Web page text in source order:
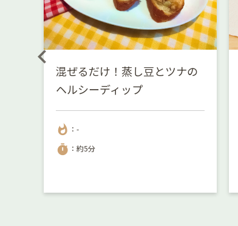
混ぜるだけ！蒸し豆とツナの
ヘルシーディップ
whatshot ：-
timer ：約5分